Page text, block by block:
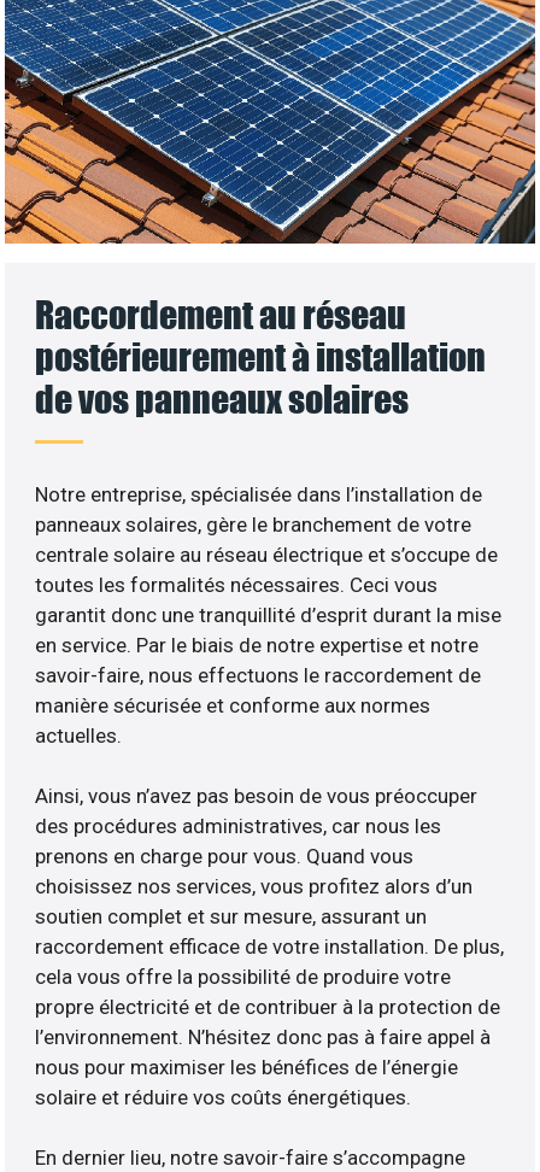
Raccordement au réseau
postérieurement à installation
de vos panneaux solaires
Notre entreprise, spécialisée dans l’installation de
panneaux solaires, gère le branchement de votre
centrale solaire au réseau électrique et s’occupe de
toutes les formalités nécessaires. Ceci vous
garantit donc une tranquillité d’esprit durant la mise
en service. Par le biais de notre expertise et notre
savoir-faire, nous effectuons le raccordement de
manière sécurisée et conforme aux normes
actuelles.
Ainsi, vous n’avez pas besoin de vous préoccuper
des procédures administratives, car nous les
prenons en charge pour vous. Quand vous
choisissez nos services, vous profitez alors d’un
soutien complet et sur mesure, assurant un
raccordement efficace de votre installation. De plus,
cela vous offre la possibilité de produire votre
propre électricité et de contribuer à la protection de
l’environnement. N’hésitez donc pas à faire appel à
nous pour maximiser les bénéfices de l’énergie
solaire et réduire vos coûts énergétiques.
En dernier lieu, notre savoir-faire s’accompagne